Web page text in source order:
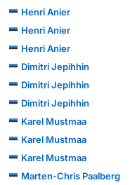
Henri Anier
Henri Anier
Henri Anier
Dimitri Jepihhin
Dimitri Jepihhin
Dimitri Jepihhin
Karel Mustmaa
Karel Mustmaa
Karel Mustmaa
Marten-Chris Paalberg